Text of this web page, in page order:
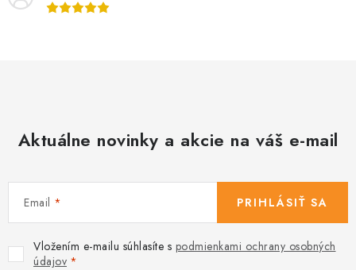
Aktuálne novinky a akcie na váš e-mail
Email
Vložením e-mailu súhlasíte s podmienkami ochrany osobných
údajov
PRIHLÁSIŤ SA